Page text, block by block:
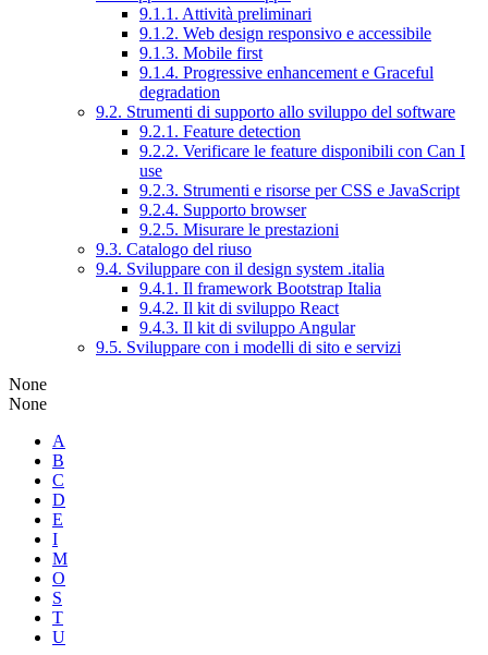
9.1.1. Attività preliminari
9.1.2. Web design responsivo e accessibile
9.1.3. Mobile first
9.1.4. Progressive enhancement e Graceful
degradation
9.2. Strumenti di supporto allo sviluppo del software
9.2.1. Feature detection
9.2.2. Verificare le feature disponibili con Can I
use
9.2.3. Strumenti e risorse per CSS e JavaScript
9.2.4. Supporto browser
9.2.5. Misurare le prestazioni
9.3. Catalogo del riuso
9.4. Sviluppare con il design system .italia
9.4.1. Il framework Bootstrap Italia
9.4.2. Il kit di sviluppo React
9.4.3. Il kit di sviluppo Angular
9.5. Sviluppare con i modelli di sito e servizi
None
None
A
B
C
D
E
I
M
O
S
T
U